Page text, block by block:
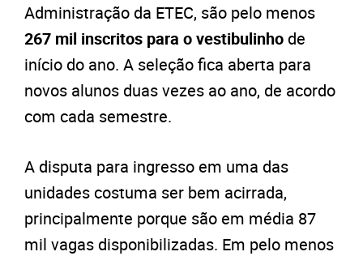
Administração da ETEC, são pelo menos
267 mil inscritos para o vestibulinho de
início do ano. A seleção fica aberta para
novos alunos duas vezes ao ano, de acordo
com cada semestre.
A disputa para ingresso em uma das
unidades costuma ser bem acirrada,
principalmente porque são em média 87
mil vagas disponibilizadas. Em pelo menos